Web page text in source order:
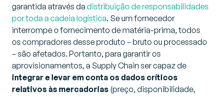
garantida através da distribuição de responsabilidades
por toda a cadeia logística. Se um fornecedor
interrompe o fornecimento de matéria-prima, todos
os compradores desse produto – bruto ou processado
– são afetados. Portanto, para garantir os
aprovisionamentos, a Supply Chain ser capaz de
integrar e levar em conta os dados críticos
relativos às mercadorias (preço, disponibilidade,